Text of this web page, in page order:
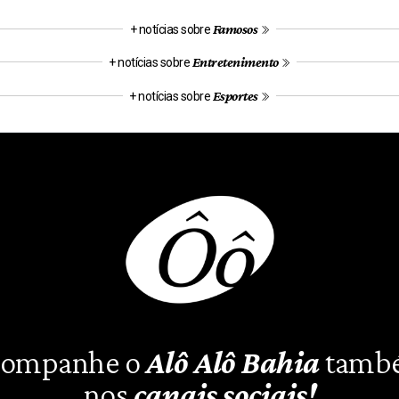
+ notícias sobre Famosos
+ notícias sobre Entretenimento
+ notícias sobre Esportes
oAlô Alô Bahia